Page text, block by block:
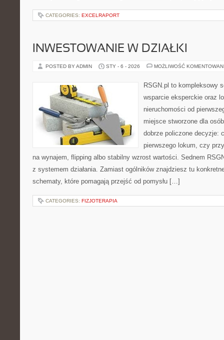
CATEGORIES: EXCELRAPORT
INWESTOWANIE W DZIAŁKI
POSTED BY ADMIN STY - 6 - 2026 MOŻLIWOŚĆ
RSGN.pl to kompleksowy
wsparcie eksperckie oraz
nieruchomości od
miejsce stworzone dla
dobrze policzone decyzje:
pierwszego lokum, czy
na wynajem, flipping albo stabilny wzrost wartości. Sednem
z systemem działania. Zamiast ogólników znajdziesz tu
schematy, które pomagają przejść od pomysłu […]
CATEGORIES: FIZJOTERAPIA